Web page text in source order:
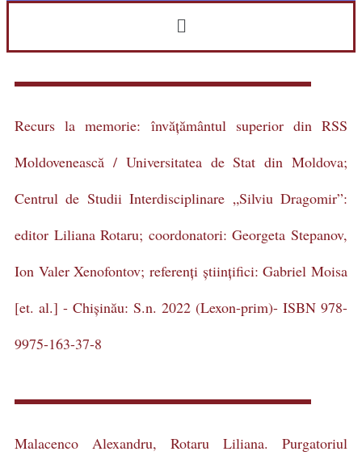
Recurs la memorie: învățământul superior din RSS
Moldovenească / Universitatea de Stat din Moldova;
Centrul de Studii Interdisciplinare „Silviu Dragomir”:
editor Liliana Rotaru; coordonatori: Georgeta Stepanov,
Ion Valer Xenofontov; referenți științifici: Gabriel Moisa
[et. al.] - Chișinău: S.n. 2022 (Lexon-prim)- ISBN 978-
9975-163-37-8
Malacenco Alexandru, Rotaru Liliana. Purgatoriul